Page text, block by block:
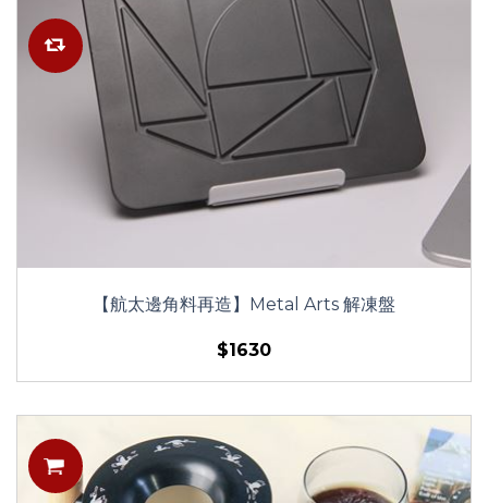
【航太邊角料再造】Metal Arts 解凍盤
$1630